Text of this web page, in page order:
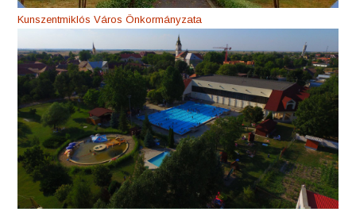
Kunszentmiklós Város Önkormányzata